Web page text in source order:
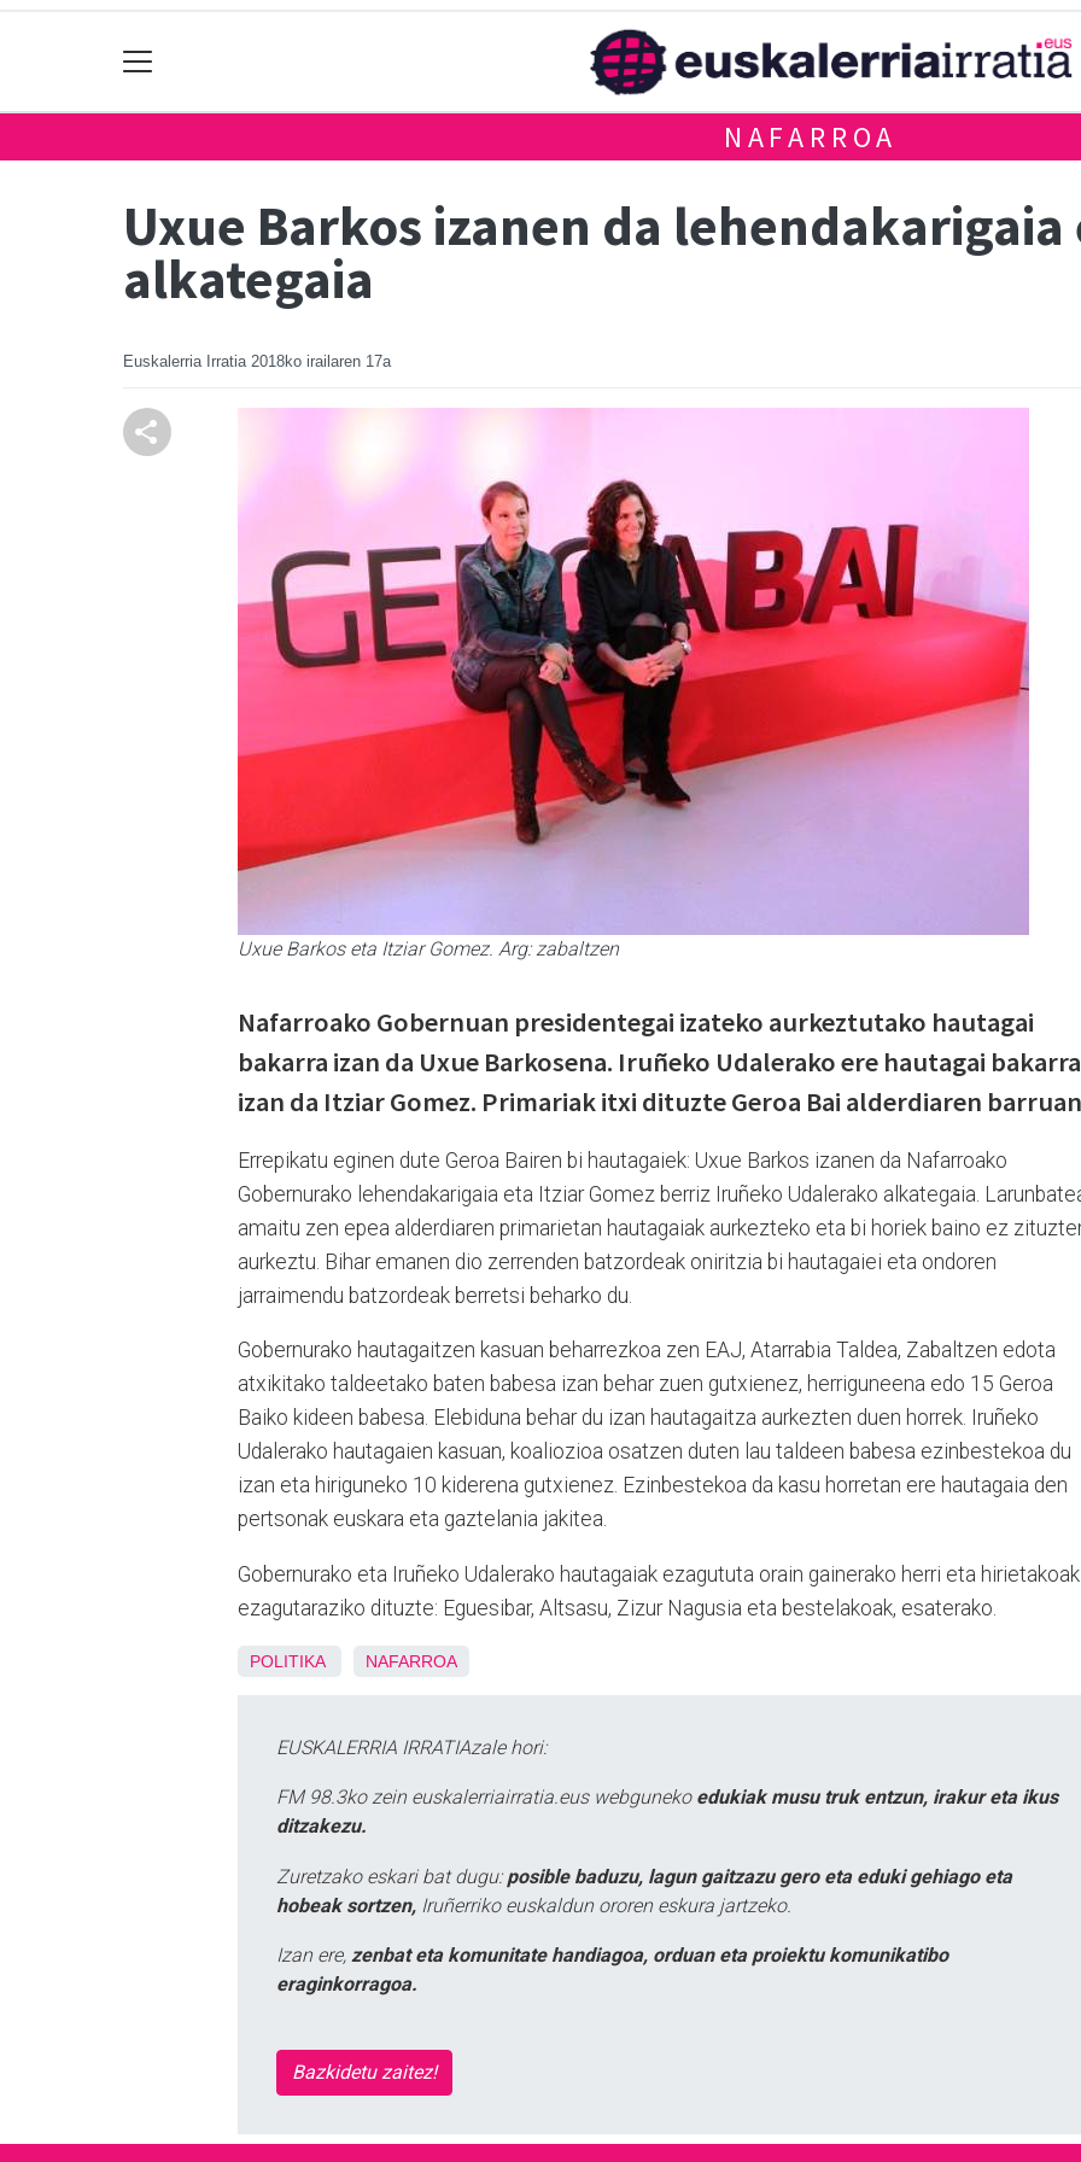
NAFARROA
Uxue Barkos izanen da
alkategaia
Euskalerria Irratia 2018ko irailaren 17a
Uxue Barkos eta Itziar Gomez. Arg: zabaltzen
Nafarroako Gobernuan presidentegai izateko aurkeztutako hautagai
bakarra izan da Uxue Barkosena. Iruñeko Udalerako ere hautagai bakarra
izan da Itziar Gomez. Primariak itxi dituzte Geroa Bai alderdiaren
Errepikatu eginen dute Geroa Bairen bi hautagaiek: Uxue Barkos izanen da Nafarroako
Gobernurako lehendakarigaia eta Itziar Gomez berriz Iruñeko Udalerako alkategaia.
amaitu zen epea alderdiaren primarietan hautagaiak aurkezteko eta bi horiek baino ez
aurkeztu. Bihar emanen dio zerrenden batzordeak oniritzia bi hautagaiei eta ondoren
jarraimendu batzordeak berretsi beharko du.
Gobernurako hautagaitzen kasuan beharrezkoa zen EAJ, Atarrabia Taldea, Zabaltzen edota
atxikitako taldeetako baten babesa izan behar zuen gutxienez, herriguneena edo 15 Geroa
Baiko kideen babesa. Elebiduna behar du izan hautagaitza aurkezten duen horrek. Iruñeko
Udalerako hautagaien kasuan, koaliozioa osatzen duten lau taldeen babesa ezinbestekoa du
izan eta hiriguneko 10 kiderena gutxienez. Ezinbestekoa da kasu horretan ere hautagaia den
pertsonak euskara eta gaztelania jakitea.
Gobernurako eta Iruñeko Udalerako hautagaiak ezagututa orain gainerako herri eta hirietakoak
ezagutaraziko dituzte: Eguesibar, Altsasu, Zizur Nagusia eta bestelakoak, esaterako.
POLITIKA NAFARROA
EUSKALERRIA IRRATIAzale hori:
FM 98.3ko zein euskalerriairratia.eus webguneko edukiak musu truk entzun, irakur eta ikus
ditzakezu.
Zuretzako eskari bat dugu: posible baduzu, lagun gaitzazu gero eta eduki gehiago eta
hobeak sortzen, Iruñerriko euskaldun ororen eskura jartzeko.
Izan ere, zenbat eta komunitate handiagoa, orduan eta proiektu komunikatibo
eraginkorragoa.
Bazkidetu zaitez!